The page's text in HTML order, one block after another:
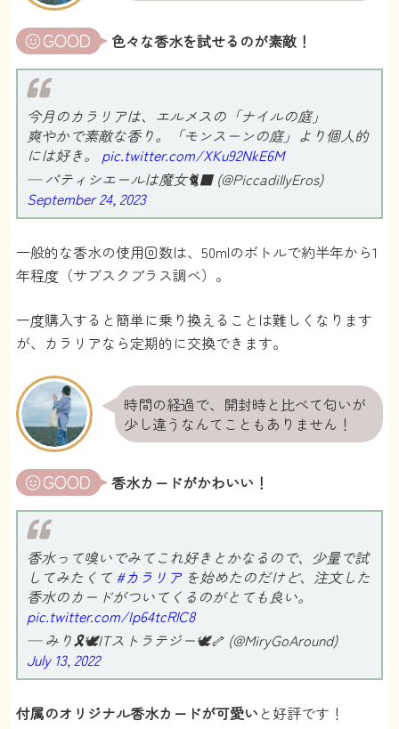
色々な香水を試せるのが素敵！
今月のカラリアは、エルメスの「ナイルの庭」
爽やかで素敵な香り。「モンスーンの庭」より個人的
には好き。 pic.twitter.com/XKu92NkE6M
— パティシエールは魔女🐈‍⬛ (@PiccadillyEros)
September 24, 2023
一般的な香水の使用回数は、50mlのボトルで約半年から1
年程度（サブスクプラス調べ）。
一度購入すると簡単に乗り換えることは難しくなります
が、カラリアなら定期的に交換できます。
時間の経過で、開封時と比べて匂いが
少し違うなんてこともありません！
香水カードがかわいい！
香水って嗅いでみてこれ好きとかなるので、少量で試
してみたくて #カラリア を始めたのだけど、注文した
香水のカードがついてくるのがとても良い。
pic.twitter.com/Ip64tcRlC8
— みり🎗🕊ITストラテジー🕊🦴 (@MiryGoAround)
July 13, 2022
付属のオリジナル香水カードが可愛い と好評です！